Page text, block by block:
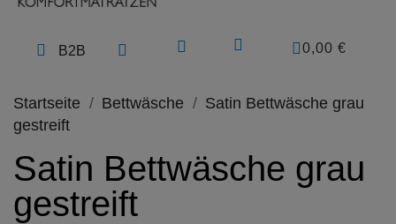
0,00 €
B2B
Startseite Bettwäsche
Satin Bettwäsche grau
gestreift
Satin Bettwäsche grau
gestreift